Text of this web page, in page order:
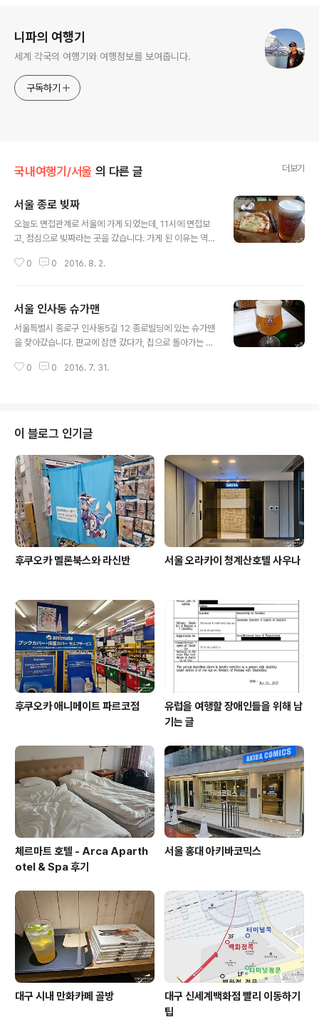
니파의 여행기
세계 각국의 여행기와 여행정보를 보여줍니다.
구독하기
국내여행기/서울 의 다른 글 더보기
서울 종로 빚짜
오늘도 면접관계로 서울에 가게 되었는데, 11시에 면접보
고, 점심으로 빚짜라는 곳을 갔습니다. 가게 된 이유는 역시
은 아니네요. 12시가 조금 넘은 시점에 도착했는데, 사람이
대동강 추천이 많았지만, 이미 더부스였나 미켈러에서 마
신것과 동일하다는 말에 일단은 패쓰하고, IPA를 주문했습
니다. 저렴했고, 맛도 좋네요. 한 두번은 더 가볼만한 가치
맛있는 곳..! 크래프트 비어 나 해외 생맥주!!! 찾습니다 ㅇㅅ
0 0 2016. 8. 2.
서울 인사동 슈가맨
서울특별시 종로구 인사동5길 12 종로빌딩에 있는 슈가맨
을 찾아갔습니다. 판교에 잠깐 갔다가, 집으로 돌아가는 길
잘못 내렸다는게 함정.. 이쪽 길로는 처음 가봅니다. 다행히
곳이네요 ㅠㅠ 낮술은 20% 할인 해준답니다. 그나마 부담
은 줄었지만, 그래도 그 할인 받은게 다른 곳과 가격이 같거
나 비싼 느낌마저 있을 정도로 가격이 높습니다. 그런 관계
로 가격대비 용량이 그나마 착해보이는 베데트라는걸 시켜
봤습니다. 무난했네요. 무엇보다 갈증이 심한지라 순삭이
되었죠. 그런만큼 오히려..
0 0 2016. 7. 31.
이 블로그 인기글
후쿠오카 멜론북스와 라신반 서울 오라카이 청계산호텔 사우나
후쿠오카 애니메이트 파르코점
유럽을 여행할 장애인들을 위해 남
기는 글
체르마트 호텔 - Arca Aparth
otel & Spa 후기
서울 홍대 아키바코믹스
대구 시내 만화카페 골방
대구 신세계백화점 빨리 이동하기
팁